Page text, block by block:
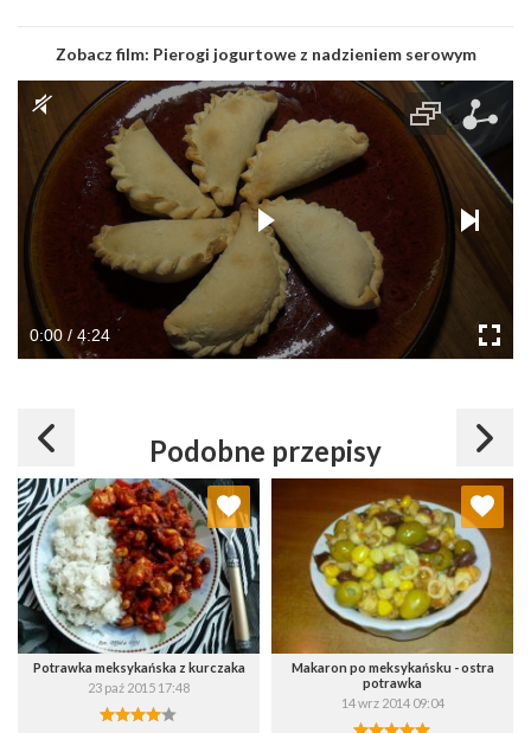
Zobacz film: Pierogi jogurtowe z nadzieniem serowym
0:00 / 4:24
Podobne przepisy
Potrawka meksykańska z kurczaka
23 paź 2015 17:48
Dodaj do ulubionych
Wybierz listę:
Makaron po meksykańsku - ostra
potrawka
14 wrz 2014 09:04
Dodaj do ulubionych
Wybierz listę: